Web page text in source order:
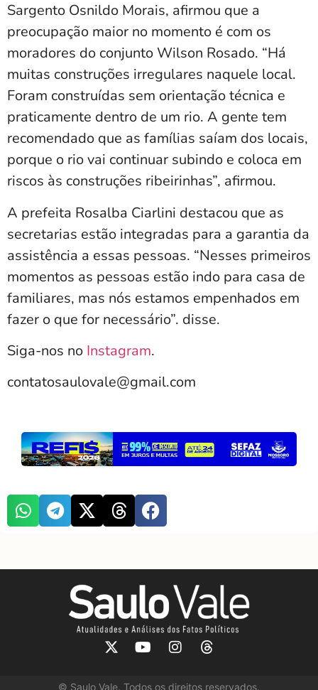
Sargento Osnildo Morais, afirmou que a
preocupação maior no momento é com os
moradores do conjunto Wilson Rosado. “Há
muitas construções irregulares naquele local.
Foram construídas sem orientação técnica e
praticamente dentro de um rio. A gente tem
recomendado que as famílias saíam dos locais,
porque o rio vai continuar subindo e coloca em
riscos às construções ribeirinhas”, afirmou.
A prefeita Rosalba Ciarlini destacou que as
secretarias estão integradas para a garantia da
assistência a essas pessoas. “Nesses primeiros
momentos as pessoas estão indo para casa de
familiares, mas nós estamos empenhados em
fazer o que for necessário”. disse.
Siga-nos no Instagram.
contatosaulovale@gmail.com
© Saulo Vale. Todos os direitos reservados.